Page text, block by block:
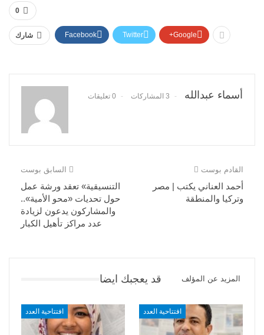
0
شارك Facebook Twitter Google+
أسماء عبدالله 3 المشاركات 0 تعليقات
السابق بوست
التنسيقية» تعقد ورشة عمل
حول تحديات «محو الأمية»..
والمشاركون يدعون لزيادة
عدد مراكز تأهيل الكبار
القادم بوست
أحمد العناني يكتب | مصر
وتركيا والمنطقة
قد يعجبك ايضا المزيد عن المؤلف
افتتاحية العدد افتتاحية العدد